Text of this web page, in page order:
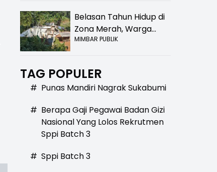
Belasan Tahun Hidup di
Zona Merah, Warga
Kampung Nangewer
Relokasi
MIMBAR PUBLIK
TAG POPULER
# Punas Mandiri Nagrak Sukabumi
# Berapa Gaji Pegawai Badan Gizi
Nasional Yang Lolos Rekrutmen
Sppi Batch 3
# Sppi Batch 3